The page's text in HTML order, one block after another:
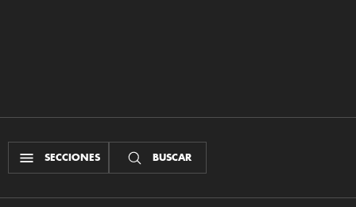
SECCIONES BUSCAR